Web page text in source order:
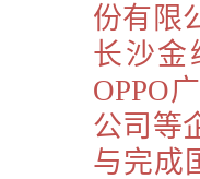
份有限
长沙金
OPPO
公司等
与完成